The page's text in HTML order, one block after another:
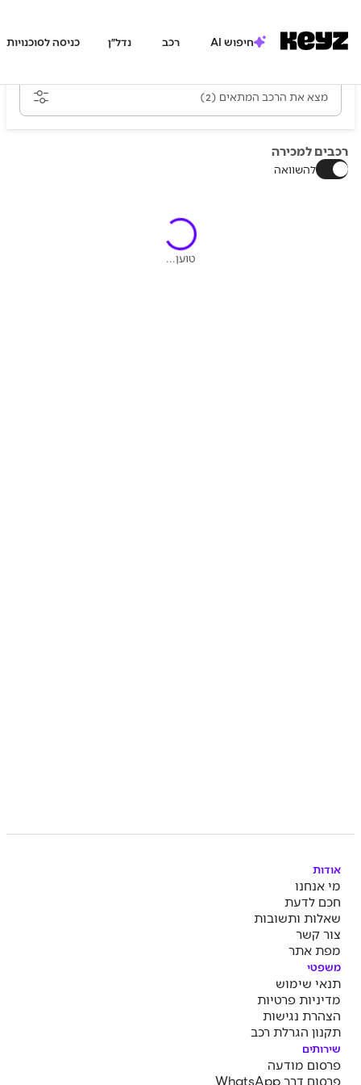
חיפוש AI רכב נדל״ן כניסה לסוכנויות
מצא את הרכב המתאים (2)
רכבים למכירה
להשוואה
טוען...
אודות
מי אנחנו
חכם לדעת
שאלות ותשובות
צור קשר
מפת אתר
משפטי
תנאי שימוש
מדיניות פרטיות
הצהרת נגישות
תקנון הגרלת רכב
שירותים
פרסום מודעה
פרסום דרך WhatsApp